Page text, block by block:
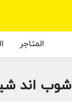
المتاجر
اند